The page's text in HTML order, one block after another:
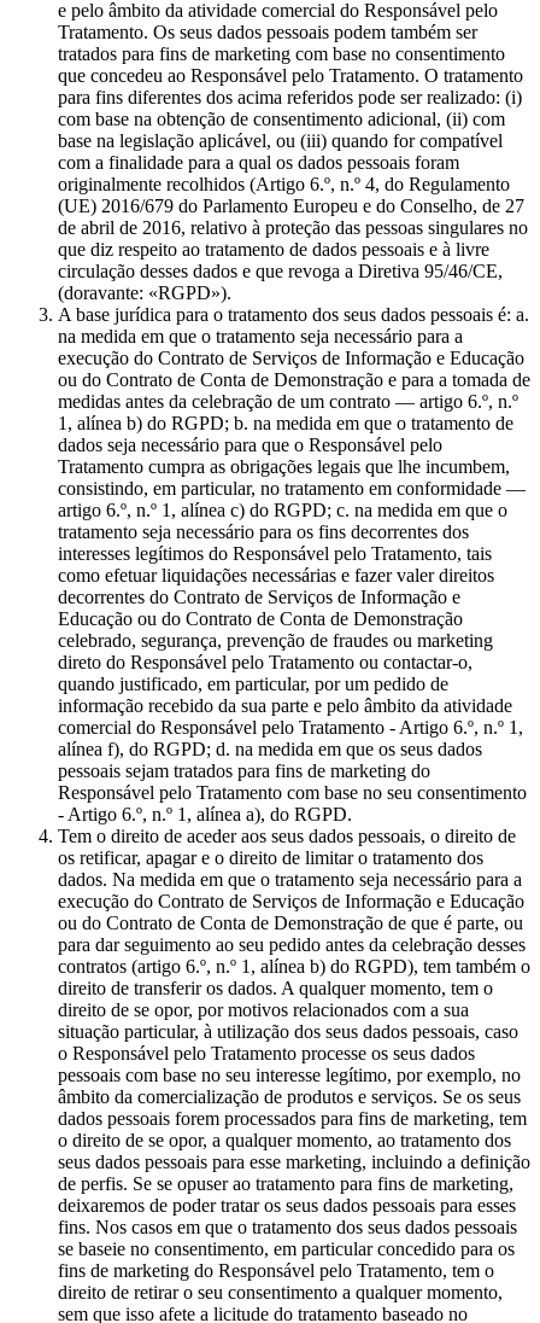
e pelo âmbito da atividade comercial do Responsável pelo
Tratamento. Os seus dados pessoais podem também ser
tratados para fins de marketing com base no consentimento
que concedeu ao Responsável pelo Tratamento. O tratamento
para fins diferentes dos acima referidos pode ser realizado: (i)
com base na obtenção de consentimento adicional, (ii) com
base na legislação aplicável, ou (iii) quando for compatível
com a finalidade para a qual os dados pessoais foram
originalmente recolhidos (Artigo 6.º, n.º 4, do Regulamento
(UE) 2016/679 do Parlamento Europeu e do Conselho, de 27
de abril de 2016, relativo à proteção das pessoas singulares no
que diz respeito ao tratamento de dados pessoais e à livre
circulação desses dados e que revoga a Diretiva 95/46/CE,
(doravante: «RGPD»).
A base jurídica para o tratamento dos seus dados pessoais é: a.
na medida em que o tratamento seja necessário para a
execução do Contrato de Serviços de Informação e Educação
ou do Contrato de Conta de Demonstração e para a tomada de
medidas antes da celebração de um contrato — artigo 6.º, n.º
1, alínea b) do RGPD; b. na medida em que o tratamento de
dados seja necessário para que o Responsável pelo
Tratamento cumpra as obrigações legais que lhe incumbem,
consistindo, em particular, no tratamento em conformidade —
artigo 6.º, n.º 1, alínea c) do RGPD; c. na medida em que o
tratamento seja necessário para os fins decorrentes dos
interesses legítimos do Responsável pelo Tratamento, tais
como efetuar liquidações necessárias e fazer valer direitos
decorrentes do Contrato de Serviços de Informação e
Educação ou do Contrato de Conta de Demonstração
celebrado, segurança, prevenção de fraudes ou marketing
direto do Responsável pelo Tratamento ou contactar-o,
quando justificado, em particular, por um pedido de
informação recebido da sua parte e pelo âmbito da atividade
comercial do Responsável pelo Tratamento - Artigo 6.º, n.º 1,
alínea f), do RGPD; d. na medida em que os seus dados
pessoais sejam tratados para fins de marketing do
Responsável pelo Tratamento com base no seu consentimento
- Artigo 6.º, n.º 1, alínea a), do RGPD.
Tem o direito de aceder aos seus dados pessoais, o direito de
os retificar, apagar e o direito de limitar o tratamento dos
dados. Na medida em que o tratamento seja necessário para a
execução do Contrato de Serviços de Informação e Educação
ou do Contrato de Conta de Demonstração de que é parte, ou
para dar seguimento ao seu pedido antes da celebração desses
contratos (artigo 6.º, n.º 1, alínea b) do RGPD), tem também o
direito de transferir os dados. A qualquer momento, tem o
direito de se opor, por motivos relacionados com a sua
situação particular, à utilização dos seus dados pessoais, caso
o Responsável pelo Tratamento processe os seus dados
pessoais com base no seu interesse legítimo, por exemplo, no
âmbito da comercialização de produtos e serviços. Se os seus
dados pessoais forem processados para fins de marketing, tem
o direito de se opor, a qualquer momento, ao tratamento dos
seus dados pessoais para esse marketing, incluindo a definição
de perfis. Se se opuser ao tratamento para fins de marketing,
deixaremos de poder tratar os seus dados pessoais para esses
fins. Nos casos em que o tratamento dos seus dados pessoais
se baseie no consentimento, em particular concedido para os
fins de marketing do Responsável pelo Tratamento, tem o
direito de retirar o seu consentimento a qualquer momento,
sem que isso afete a licitude do tratamento baseado no